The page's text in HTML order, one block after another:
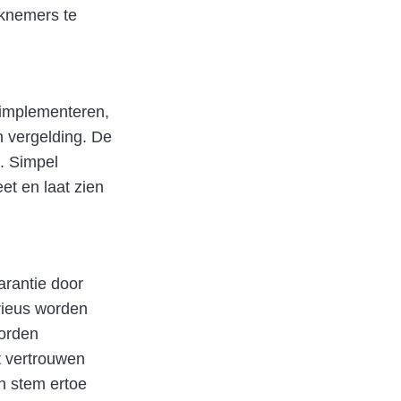
te
vergelding. De
Simpel
en laat zien
door
worden
stem ertoe